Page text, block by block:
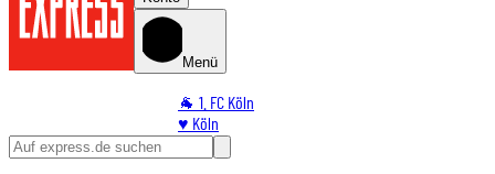
Menü
🐐 1. FC Köln
♥️ Köln
⭐ Promi